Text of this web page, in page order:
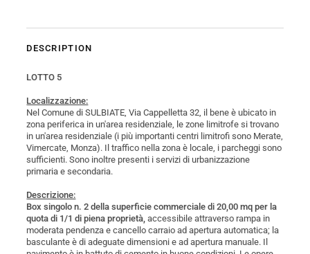
DESCRIPTION
LOTTO 5
Localizzazione:
Nel Comune di SULBIATE, Via Cappelletta 32, il bene è ubicato in
zona periferica in un'area residenziale, le zone limitrofe si trovano
in un'area residenziale (i più importanti centri limitrofi sono Merate,
Vimercate, Monza). Il traffico nella zona è locale, i parcheggi sono
sufficienti. Sono inoltre presenti i servizi di urbanizzazione
primaria e secondaria.
Descrizione:
Box singolo n. 2 della superficie commerciale di 20,00 mq per la
quota di 1/1 di piena proprietà, accessibile attraverso rampa in
moderata pendenza e cancello carraio ad apertura automatica; la
basculante è di adeguate dimensioni e ad apertura manuale. Il